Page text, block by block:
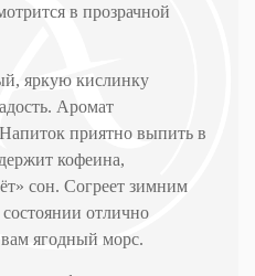
в прозрачной
яркую кислинку
Аромат
приятно выпить в
кофеина,
сон. Согреет зимним
отлично
ягодный морс.